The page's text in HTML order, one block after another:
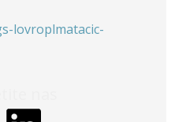
lovroplmatacic-